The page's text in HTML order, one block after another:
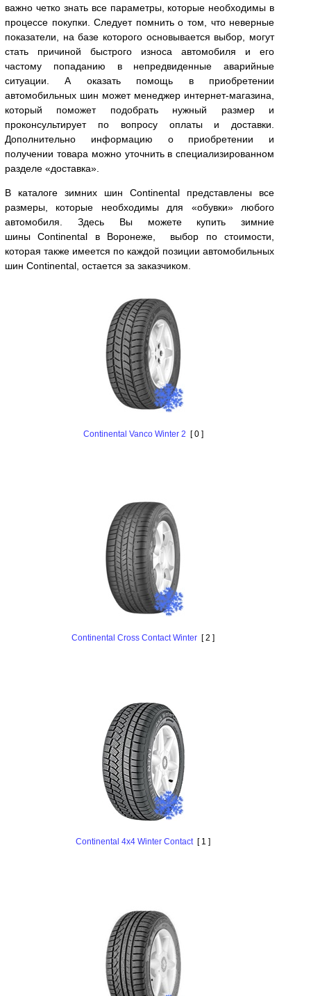
важно четко знать все параметры, которые необходимы в
процессе покупки. Следует помнить о том, что неверные
показатели, на базе которого основывается выбор, могут
стать причиной быстрого износа автомобиля и его
частому попаданию в непредвиденные аварийные
ситуации. А оказать помощь в приобретении
автомобильных шин может менеджер интернет-магазина,
который поможет подобрать нужный размер и
проконсультирует по вопросу оплаты и доставки.
Дополнительно информацию о приобретении и
получении товара можно уточнить в специализированном
разделе «доставка».
В каталоге зимних шин Continental представлены все
размеры, которые необходимы для «обувки» любого
автомобиля. Здесь Вы можете купить зимние
шины Continental в Воронеже, выбор по стоимости,
которая также имеется по каждой позиции автомобильных
шин Continental, остается за заказчиком.
Continental Vanco Winter 2 [ 0 ]
Continental Cross Contact Winter [ 2 ]
Continental 4x4 Winter Contact[ 1 ]